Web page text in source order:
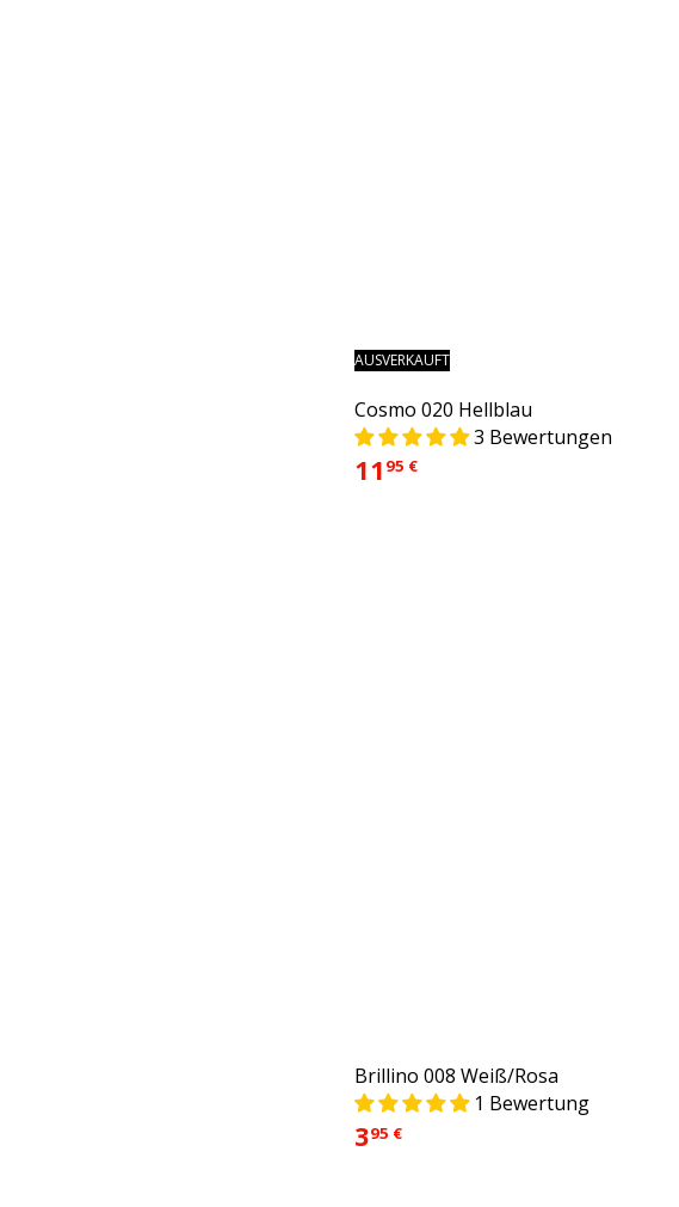
AUSVERKAUFT
Cosmo 020 Hellblau
3 Bewertungen
11 95 €
Brillino 008 Weiß/Rosa
1 Bewertung
395 €